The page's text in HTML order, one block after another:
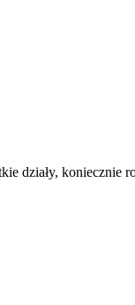
działy, koniecznie